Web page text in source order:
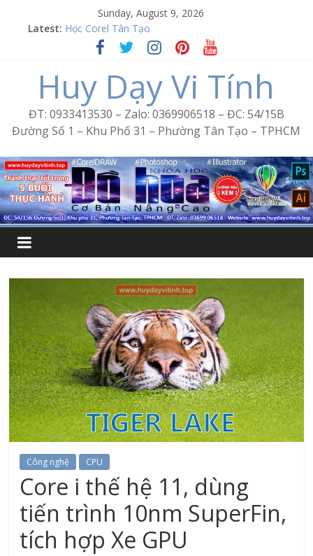
Sunday, August 9, 2026
Latest: Học Corel Tân Tạo
Cách tạo USB Boot bằng Ventoy
Khóa học Photoshop tại Tân Tạo
Excel Bình Trị Đông – Vi tính văn phòng cấp tốc
Word Bình Trị Đông – Tin học văn phòng cấp tốc
Huy Dạy Vi Tính
ĐT: 0933413530 – Zalo: 0369906518 – ĐC: 54/15B
Đường Số 1 – Khu Phố 31 – Phường Tân Tạo – TPHCM
Công nghệ CPU
Core i thế hệ 11, dùng
tiến trình 10nm SuperFin,
tích hợp Xe GPU